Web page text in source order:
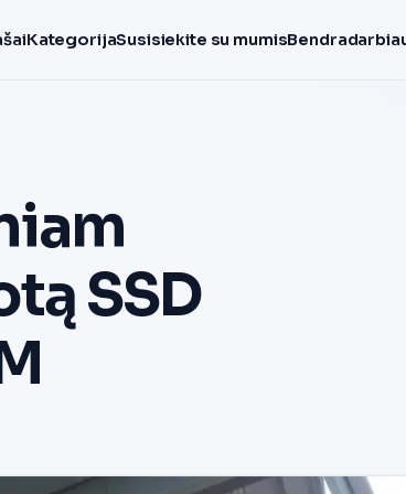
KategorijaSusisiekite su mumis
SSD